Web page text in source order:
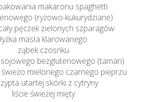
makaronu spaghetti
(ryżowo-kukurydziane)
pęczek zielonych szparagów
łyżka masła klarowanego
ząbek czosnku
sojowego bezglutenowego (tamari)
świeżo mielonego czarnego pieprzu
utartej skórki z cytryny
liście świeżej mięty